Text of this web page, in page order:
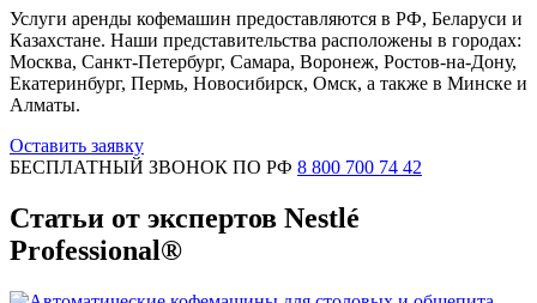
Услуги аренды кофемашин предоставляются в РФ, Беларуси и
Казахстане. Наши представительства расположены в городах:
Москва, Санкт-Петербург, Самара, Воронеж, Ростов-на-Дону,
Екатеринбург, Пермь, Новосибирск, Омск, а также в Минске и
Алматы.
Оставить заявку
БЕСПЛАТНЫЙ ЗВОНОК ПО РФ 8 800 700 74 42
Статьи от экспертов Nestlé
Professional®